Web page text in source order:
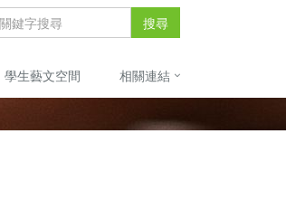
搜尋
學生藝文空間 相關連結